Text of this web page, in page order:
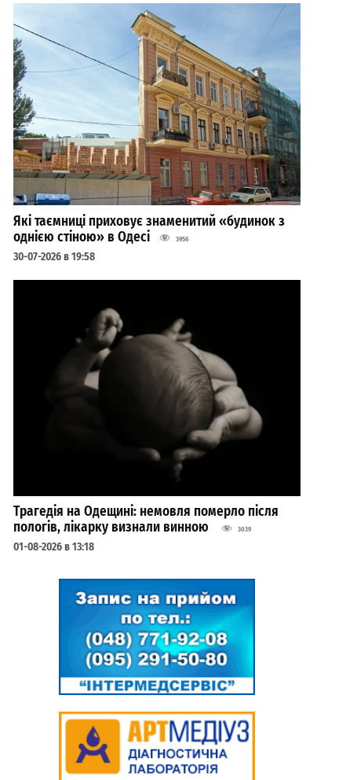
Які таємниці приховує знаменитий «будинок з
однією стіною» в Одесі
3956
30-07-2026 в 19:58
Трагедія на Одещині: немовля померло після
пологів, лікарку визнали винною
3039
01-08-2026 в 13:18